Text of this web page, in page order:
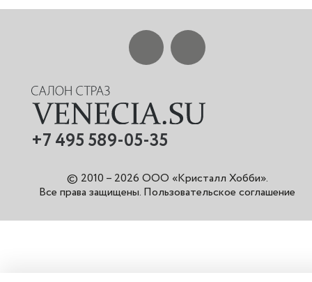
+7 495 589-05-35
© 2010 – 2026 ООО «Кристалл Хобби».
Все права защищены. Пользовательское соглашение